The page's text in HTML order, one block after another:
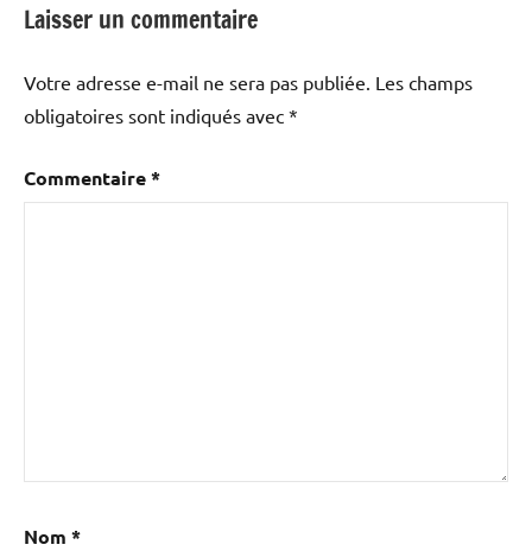
Laisser un commentaire
Votre adresse e-mail ne sera pas publiée. Les champs
obligatoires sont indiqués avec *
Commentaire*
Nom *